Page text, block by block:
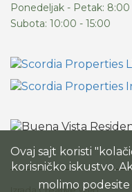
Ponedeljak - Petak: 8:00
Subota: 10:00 - 15:00
Izrada Creative Web
Ovaj sajt koristi
korisničko iskustvo.
molimo podesite